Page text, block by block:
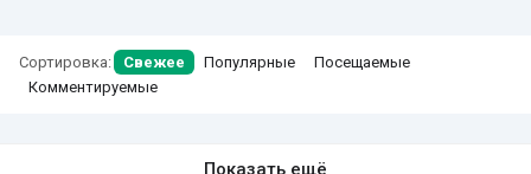
Сортировка: Свежее Популярные
Посещаемые
Комментируемые
Показать ещё